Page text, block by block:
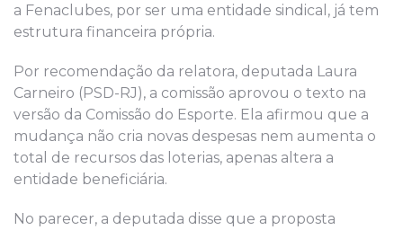
a Fenaclubes, por ser uma entidade sindical, já tem
estrutura financeira própria.
Por recomendação da relatora, deputada Laura
Carneiro (PSD-RJ), a comissão aprovou o texto na
versão da Comissão do Esporte. Ela afirmou que a
mudança não cria novas despesas nem aumenta o
total de recursos das loterias, apenas altera a
entidade beneficiária.
No parecer, a deputada disse que a proposta